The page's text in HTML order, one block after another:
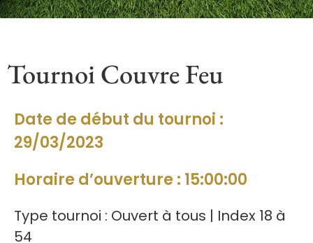
Tournoi Couvre Feu
Date de début du tournoi :
29/03/2023
Horaire d’ouverture : 15:00:00
Type tournoi : Ouvert à tous | Index 18 à
54